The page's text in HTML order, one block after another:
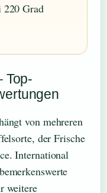
220 Grad
Top-
von mehreren
der Frische
International
weitere